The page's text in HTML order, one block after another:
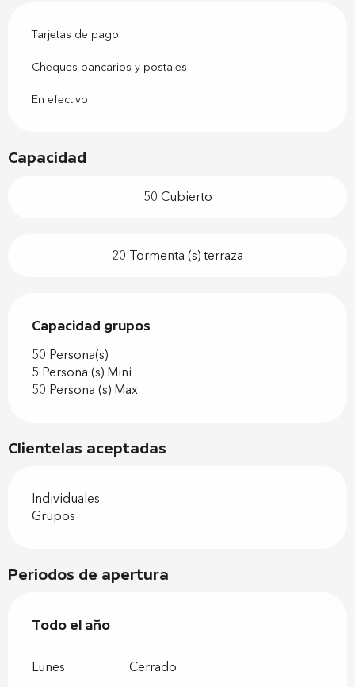
Tarjetas de pago
Cheques bancarios y postales
En efectivo
Capacidad
50 Cubierto
20 Tormenta (s) terraza
Capacidad grupos
Capacidad grupos
50 Persona(s)
5 Persona (s) Mini
50 Persona (s) Max
Clientelas aceptadas
Individuales
Grupos
Periodos de apertura
Todo el año
Todo el año
Lunes Cerrado